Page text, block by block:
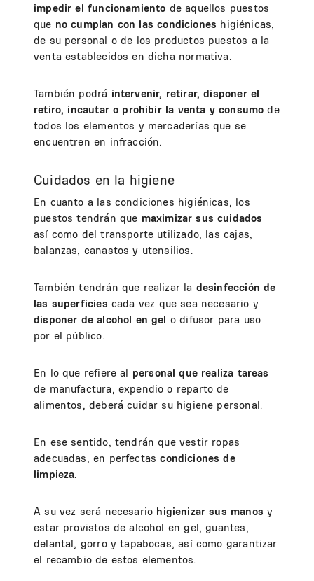
impedir el funcionamiento de aquellos puestos
que no cumplan con las condiciones higiénicas,
de su personal o de los productos puestos a la
venta establecidos en dicha normativa.
También podrá intervenir, retirar, disponer el
retiro, incautar o prohibir la venta y consumo de
todos los elementos y mercaderías que se
encuentren en infracción.
Cuidados en la higiene
En cuanto a las condiciones higiénicas, los
puestos tendrán que maximizar sus cuidados
así como del transporte utilizado, las cajas,
balanzas, canastos y utensilios.
También tendrán que realizar la desinfección de
las superficies cada vez que sea necesario y
disponer de alcohol en gel o difusor para uso
por el público.
En lo que refiere al personal que realiza tareas
de manufactura, expendio o reparto de
alimentos, deberá cuidar su higiene personal.
En ese sentido, tendrán que vestir ropas
adecuadas, en perfectas condiciones de
limpieza.
A su vez será necesario higienizar sus manos y
estar provistos de alcohol en gel, guantes,
delantal, gorro y tapabocas, así como garantizar
el recambio de estos elementos.